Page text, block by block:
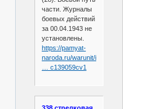
части. Журналы
боевых действий
за 00.04.1943 не
установлены.
https://pamyat-
naroda.ru/warunit/id2971
… c139059cv1